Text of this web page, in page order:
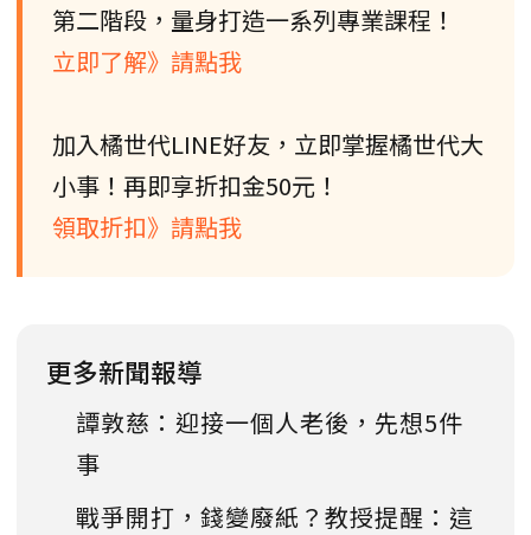
第二階段，量身打造一系列專業課程！
立即了解》請點我
加入橘世代LINE好友，立即掌握橘世代大
小事！再即享折扣金50元！
領取折扣》請點我
更多新聞報導
譚敦慈：迎接一個人老後，先想5件
事
戰爭開打，錢變廢紙？教授提醒：這